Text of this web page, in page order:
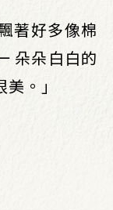
著好多像棉
朵朵白白的
。」